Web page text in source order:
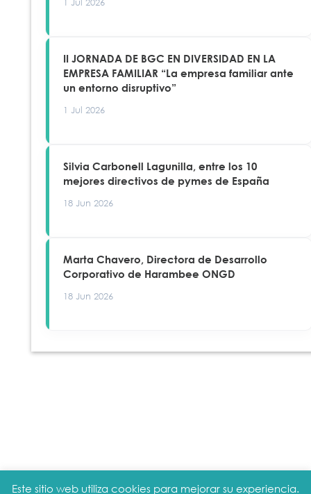
1 Jul 2026
II JORNADA DE BGC EN DIVERSIDAD EN LA
EMPRESA FAMILIAR “La empresa familiar ante
un entorno disruptivo”
1 Jul 2026
Silvia Carbonell Lagunilla, entre los 10
mejores directivos de pymes de España
18 Jun 2026
Marta Chavero, Directora de Desarrollo
Corporativo de Harambee ONGD
18 Jun 2026
Este sitio web utiliza cookies para mejorar su experiencia.